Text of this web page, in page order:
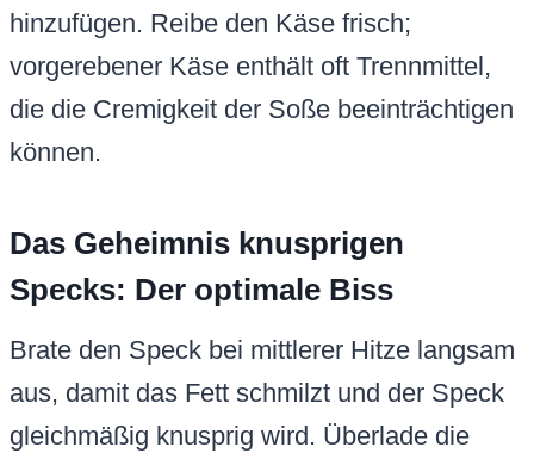
hinzufügen. Reibe den Käse frisch;
vorgerebener Käse enthält oft Trennmittel,
die die Cremigkeit der Soße beeinträchtigen
können.
Das Geheimnis knusprigen
Specks: Der optimale Biss
Brate den Speck bei mittlerer Hitze langsam
aus, damit das Fett schmilzt und der Speck
gleichmäßig knusprig wird. Überlade die